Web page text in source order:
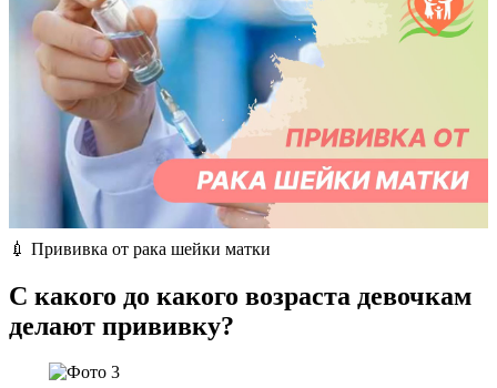
💉 Прививка от рака шейки матки
С какого до какого возраста девочкам
делают прививку?